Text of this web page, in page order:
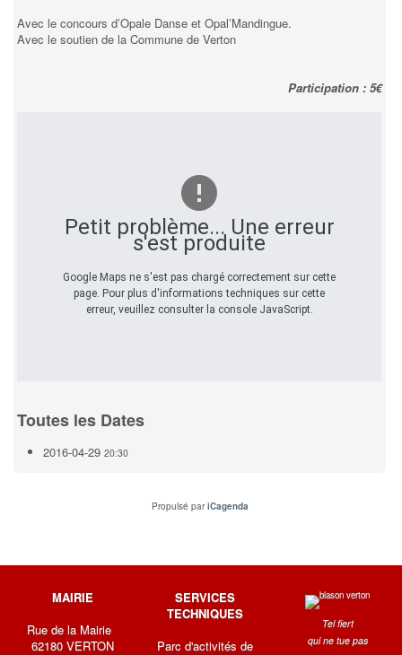
Avec le concours d’Opale Danse et Opal’Mandingue.
Avec le soutien de la Commune de Verton
Participation : 5€
Petit problème... Une erreur
s'est produite
Google Maps ne s'est pas chargé correctement sur cette
page. Pour plus d'informations techniques sur cette
erreur, veuillez consulter la console JavaScript.
Toutes les Dates
2016-04-2920:30
Propulsé pariCagenda
MAIRIE
Rue de la Mairie
62180 VERTON
SERVICES
TECHNIQUES
Parc d'activités de
Tel fiert
qui ne tue pas